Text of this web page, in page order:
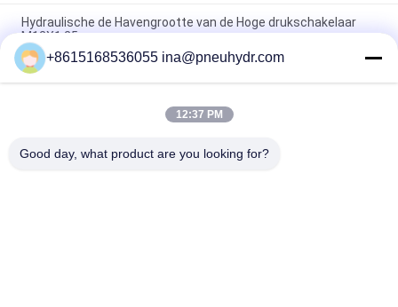
Hydraulische de Havengrootte van de Hoge drukschakelaar
M12X1.25
Hydraulische de Solenoïdeklep 24VDC 110VAC 220VAC van
FWH voor Minerale Olie/Fosfaatester
FW elektrische Hydraulische Solenoïdeklep, de Hydraulische
+8615168536055 ina@pneuhydr.com
12:37 PM
Good day, what product are you looking for?